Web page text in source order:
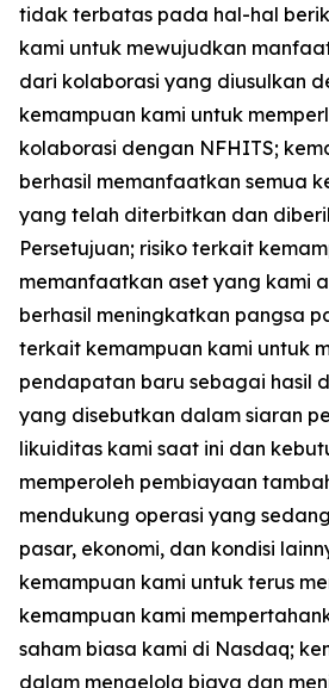
tidak terbatas pada hal-hal
kami untuk mewujudkan
dari kolaborasi yang diusulkan
kemampuan kami untuk
kolaborasi dengan NFHITS;
berhasil memanfaatkan semua
yang telah diterbitkan dan
Persetujuan; risiko terkait
memanfaatkan aset yang kami
berhasil meningkatkan pangsa
terkait kemampuan kami untuk
pendapatan baru sebagai hasil
yang disebutkan dalam siaran
likuiditas kami saat ini dan
memperoleh pembiayaan
mendukung operasi yang
pasar, ekonomi, dan kondisi
kemampuan kami untuk terus
kemampuan kami
saham biasa kami di Nasdaq;
dalam mengelola biaya dan